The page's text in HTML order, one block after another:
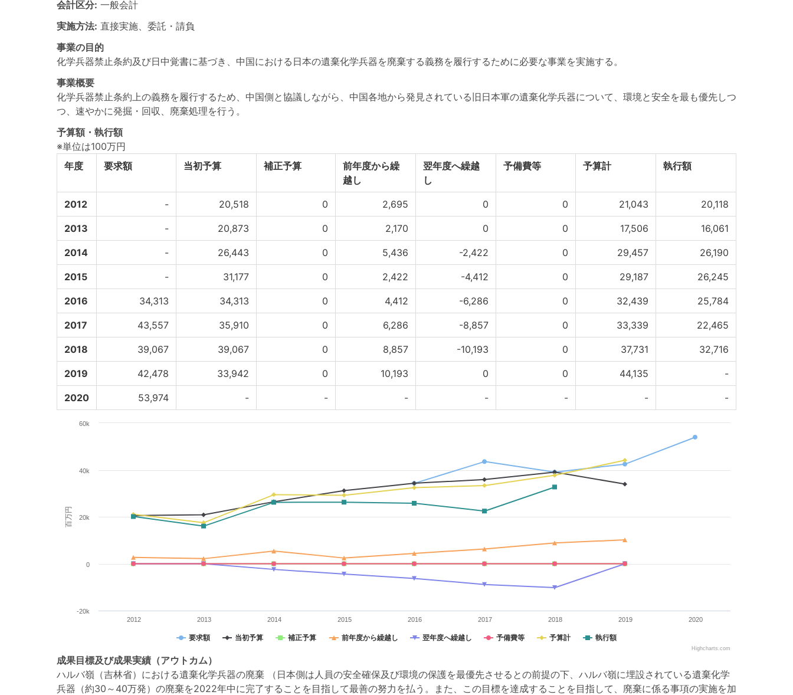
会計区分: 一般会計
実施方法: 直接実施、委託・請負
事業の目的
化学兵器禁止条約及び日中覚書に基づき、中国における日本の遺棄化学兵器を廃棄する義務を履行するために必要な事業を実施する。
事業概要
化学兵器禁止条約上の義務を履行するため、中国側と協議しながら、中国各地から発見されている旧日本軍の遺棄化学兵器について、環境と安全を最も優先しつ
つ、速やかに発掘・回収、廃棄処理を行う。
予算額・執行額
※単位は100万円
年度
要求額 当初予算 補正予算
前年度から繰
越し
翌年度へ繰越
し
予備費等 予算計 執行額
2012 - 20,518 0 2,695 0 0 21,043 20,118
2013 - 20,873 0 2,170 0 0 17,506 16,061
2014 - 26,443 0 5,436 -2,422 0 29,457 26,190
2015 - 31,177 0 2,422 -4,412 0 29,187 26,245
2016 34,313 34,313 0 4,412 -6,286 0 32,439 25,784
2017 43,557 35,910 0 6,286 -8,857 0 33,339 22,465
2018 39,067 39,067 0 8,857 -10,193 0 37,731 32,716
2019 42,478 33,942 0 10,193 0 0 44,135 -
2020 53,974 - - - - - - -
百万円
要求額 当初予算 補正予算 前年度から繰越し 翌年度へ繰越し 予備費等 予算計 執行額
2012 2013 2014 2015 2016 2017 2018 2019 2020
-20k
0
20k
40k
60k
Highcharts.com
成果目標及び成果実績 （アウトカム）
ハルバ嶺（吉林省）における遺棄化学兵器の廃棄 （日本側は人員の安全確保及び環境の保護を最優先させるとの前提の下、ハルバ嶺に埋設されている遺棄化学
兵器（約30～40万発）の廃棄を2022年中に完了することを目指して最善の努力を払う。また、この目標を達成することを目指して、廃棄に係る事項の実施を加